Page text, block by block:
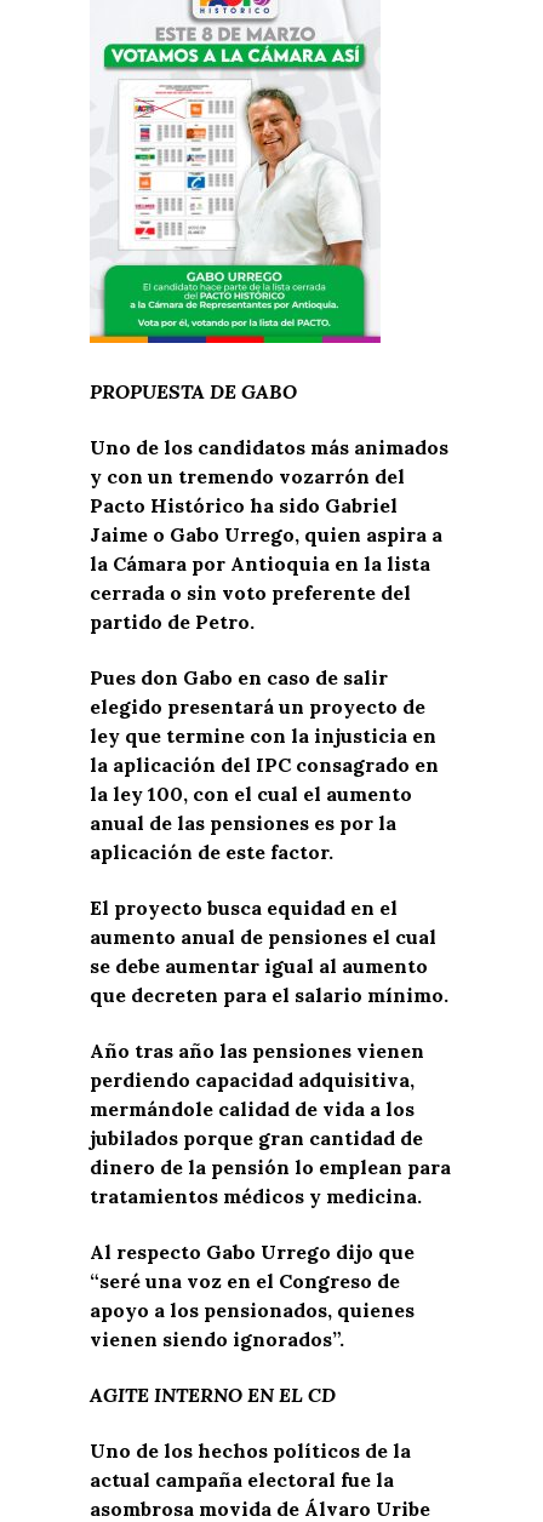
PROPUESTA DE GABO
Uno de los candidatos más animados
y con un tremendo vozarrón del
Pacto Histórico ha sido Gabriel
Jaime o Gabo Urrego, quien aspira a
la Cámara por Antioquia en la lista
cerrada o sin voto preferente del
partido de Petro.
Pues don Gabo en caso de salir
elegido presentará un proyecto de
ley que termine con la injusticia en
la aplicación del IPC consagrado en
la ley 100, con el cual el aumento
anual de las pensiones es por la
aplicación de este factor.
El proyecto busca equidad en el
aumento anual de pensiones el cual
se debe aumentar igual al aumento
que decreten para el salario mínimo.
Año tras año las pensiones vienen
perdiendo capacidad adquisitiva,
mermándole calidad de vida a los
jubilados porque gran cantidad de
dinero de la pensión lo emplean para
tratamientos médicos y medicina.
Al respecto Gabo Urrego dijo que
“seré una voz en el Congreso de
apoyo a los pensionados, quienes
vienen siendo ignorados”.
AGITE INTERNO EN EL CD
Uno de los hechos políticos de la
actual campaña electoral fue la
asombrosa movida de Álvaro Uribe